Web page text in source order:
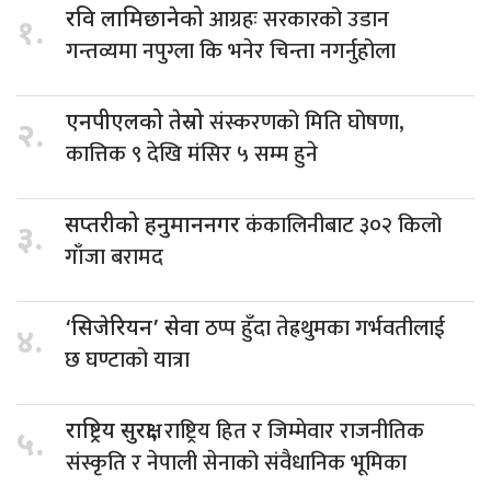
१. रवि लामिछानेकोआग्रहः सरकारको उडान
गन्तव्यमा नपुग्ला कि भनेर चिन्ता नगर्नुहोला
२. एनपीएलको तेस्रोसंस्करणको मिति घोषणा,
कात्तिक ९ देखि मंसिर ५ सम्म हुने
३. सप्तरीको हनुमाननगरकंकालिनीबाट ३०२ किलो
गाँजा बरामद
४. ‘सिजेरियन’ सेवाठप्प हुँदा तेह्रथुमका गर्भवतीलाई
छ घण्टाको यात्रा
५. राष्ट्रिय सुरक्षा,राष्ट्रिय हित र जिम्मेवार राजनीतिक
संस्कृति र नेपाली सेनाको संवैधानिक भूमिका